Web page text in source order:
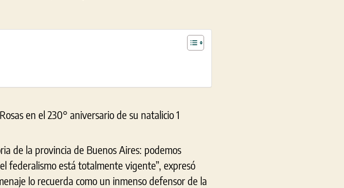
de la provincia de Buenos Aires: podemos
federalismo está totalmente vigente”, expresó
lo recuerda como un inmenso defensor de la